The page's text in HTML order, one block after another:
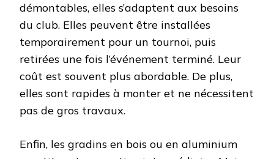
démontables, elles s’adaptent aux besoins
du club. Elles peuvent être installées
temporairement pour un tournoi, puis
retirées une fois l’événement terminé. Leur
coût est souvent plus abordable. De plus,
elles sont rapides à monter et ne nécessitent
pas de gros travaux.
Enfin, les gradins en bois ou en aluminium